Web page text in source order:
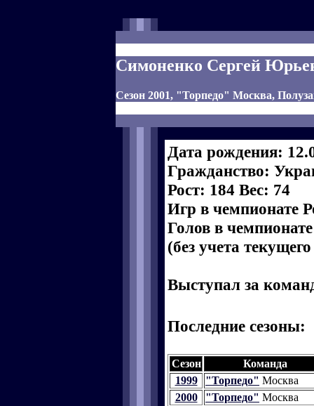
Симоненко Сергей
Сезон 2001, "Торпедо" Москва,
Дата рождения:
Гражданство:
Рост: 184 Вес: 74
Игр в чемпионате
Голов в
(без учета
Выступал за
Последние сезоны:
Сезон
Команда
1999
"Торпедо" Москва
2000
"Торпедо" Москва